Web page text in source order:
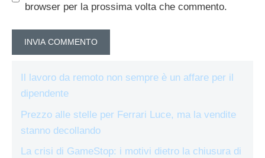
browser per la prossima volta che commento.
Il lavoro da remoto non sempre è un affare per il
dipendente
Prezzo alle stelle per Ferrari Luce, ma la vendite
stanno decollando
La crisi di GameStop: i motivi dietro la chiusura di